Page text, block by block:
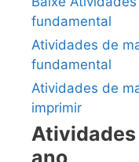
fundamental
Atividades de
fundamental
Atividades de
imprimir
Atividades
ano